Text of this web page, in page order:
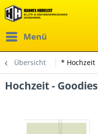
Menü
Übersicht * Hochzeit
Hochzeit - Goodies